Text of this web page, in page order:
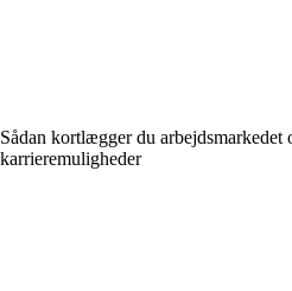
Sådan kortlægger du arbejdsmarkedet
karrieremuligheder